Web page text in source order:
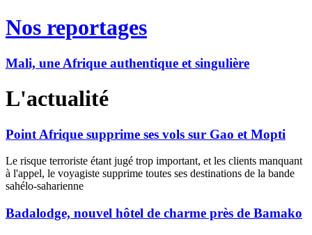
Nos reportages
Mali, une Afrique authentique et singulière
L'actualité
Point Afrique supprime ses vols sur Gao et Mopti
Le risque terroriste étant jugé trop important, et les clients manquant
à l'appel, le voyagiste supprime toutes ses destinations de la bande
sahélo-saharienne
Badalodge, nouvel hôtel de charme près de Bamako